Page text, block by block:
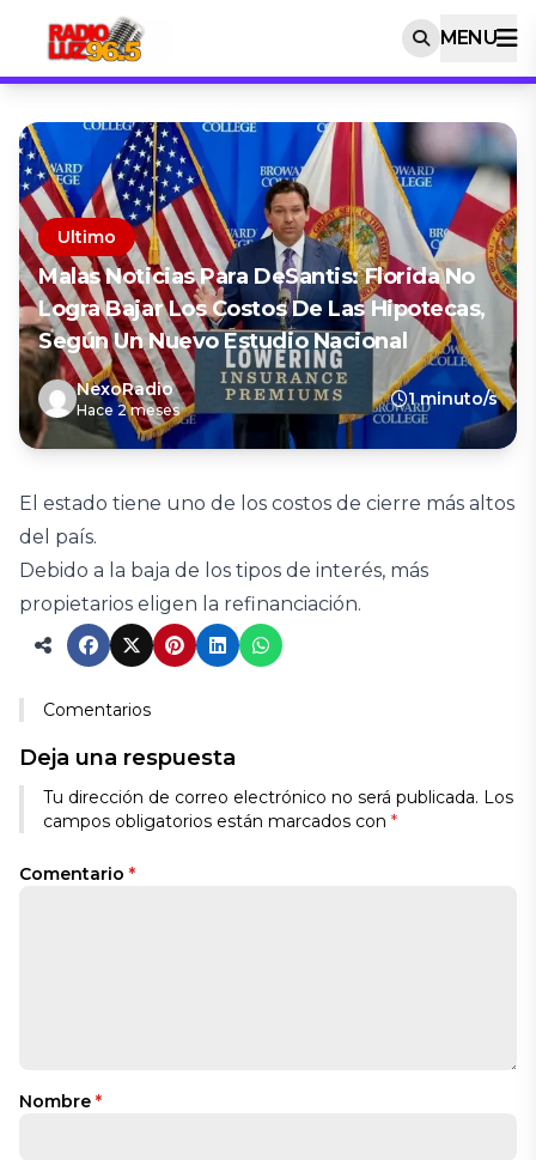
MENU
Ultimo
Malas Noticias Para DeSantis: Florida No
Logra Bajar Los Costos De Las Hipotecas,
Según Un Nuevo Estudio Nacional
NexoRadio
Hace 2 meses
1 minuto/s
El estado tiene uno de los costos de cierre más altos
del país.
Debido a la baja de los tipos de interés, más
propietarios eligen la refinanciación.
Comentarios
Deja una respuesta
Tu dirección de correo electrónico no será publicada. Los
campos obligatorios están marcados con *
Comentario *
Nombre *